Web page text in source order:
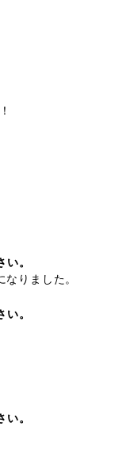
。
りました。
。
。